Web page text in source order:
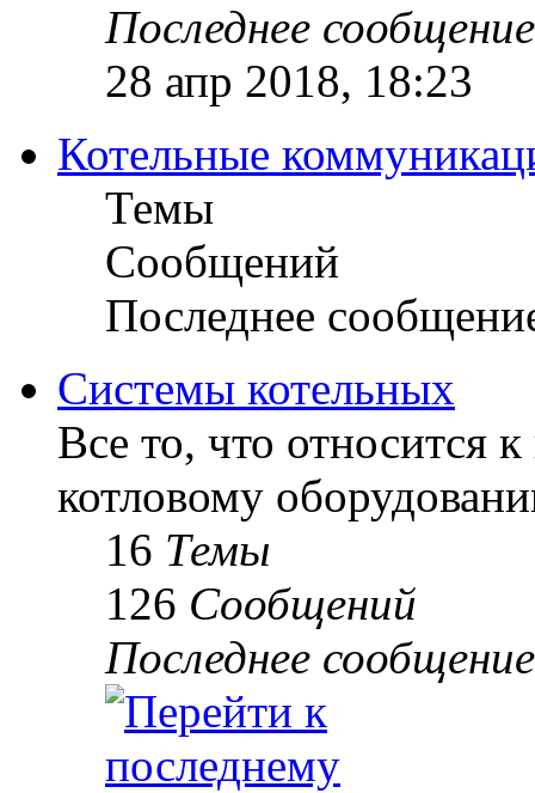
Последнее сообщение
28 апр 2018, 18:23
Котельные
Темы
Сообщений
Последнее
Системы котельных
Все то, что относится
котловому
16 Темы
126 Сообщений
Последнее сообщение